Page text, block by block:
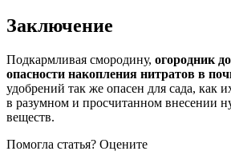
Заключение
Подкармливая смородину, огородник
опасности накопления нитратов в
удобрений так же опасен для сада, как
в разумном и просчитанном внесении
веществ.
Помогла статья? Оцените